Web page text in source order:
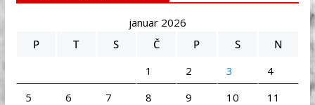
januar 2026
P
T S Č P S
N
1
2 3
4
5
6 7 8 9 10
11